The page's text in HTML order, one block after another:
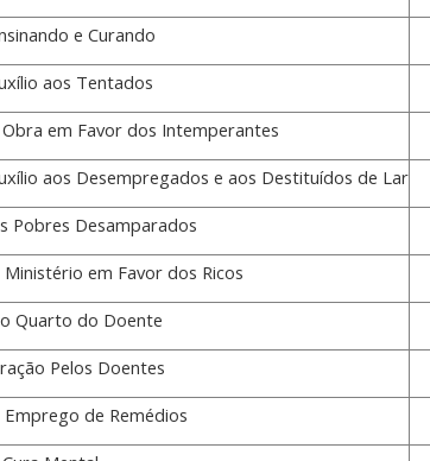
e Curando
aos Tentados
Obra em Favor dos Intemperantes
aos Desempregados e aos Destituídos de Lar
Pobres Desamparados
Ministério em Favor dos Ricos
Quarto do Doente
Pelos Doentes
Emprego de Remédios